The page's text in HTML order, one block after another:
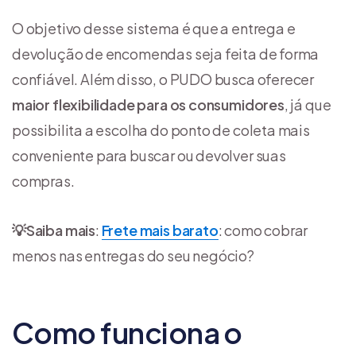
O objetivo desse sistema é que a entrega e
devolução de encomendas seja feita de forma
confiável. Além disso, o PUDO busca oferecer
maior flexibilidade para os consumidores, já que
possibilita a escolha do ponto de coleta mais
conveniente para buscar ou devolver suas
compras.
💡Saiba mais: Frete mais barato: como cobrar
menos nas entregas do seu negócio?
Como funciona o